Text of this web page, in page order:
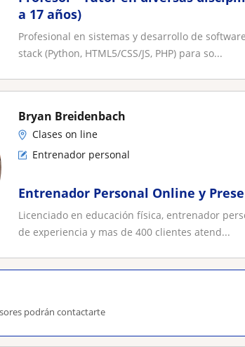
a 17 años)
Profesional en sistemas y desarrollo de
stack (Python, HTML5/CSS/JS, PHP) para so...
Bryan Breidenbach
Clases on line
Entrenador personal
Entrenador Personal Online y
Licenciado en educación física, entrenador
de experiencia y mas de 400 clientes atend...
podrán contactarte